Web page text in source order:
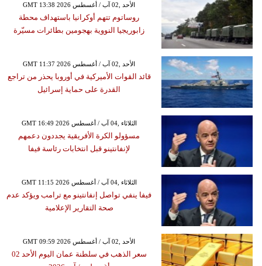
GMT 13:38 2026 الأحد ,02 آب / أغسطس
روساتوم تتهم أوكرانيا باستهداف محطة
زابوريجيا النووية بهجومين بطائرات مسيّرة
GMT 11:37 2026 الأحد ,02 آب / أغسطس
قائد القوات الأميركية في أوروبا يحذر من تراجع
القدرة على حماية إسرائيل
GMT 16:49 2026 الثلاثاء ,04 آب / أغسطس
مسؤولو الكرة الأفريقية يجددون دعمهم
لإنفانتينو قبل انتخابات رئاسة فيفا
GMT 11:15 2026 الثلاثاء ,04 آب / أغسطس
فيفا ينفي تواصل إنفانتينو مع ترامب ويؤكد عدم
صحة التقارير الإعلامية
GMT 09:59 2026 الأحد ,02 آب / أغسطس
سعر الذهب في سلطنة عمان اليوم الأحد 02